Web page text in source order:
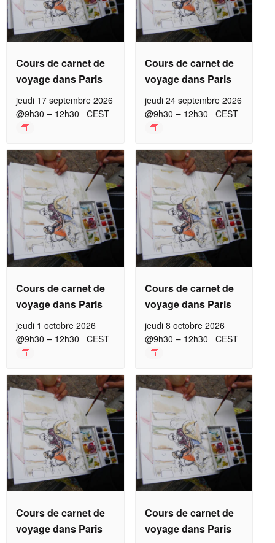
Cours de carnet de
voyage dans Paris
jeudi 17 septembre 2026
@9h30 – 12h30 CEST
Cours de carnet de
voyage dans Paris
jeudi 24 septembre 2026
@9h30 – 12h30 CEST
Cours de carnet de
voyage dans Paris
jeudi 1 octobre 2026
@9h30 – 12h30 CEST
Cours de carnet de
voyage dans Paris
jeudi 8 octobre 2026
@9h30 – 12h30 CEST
Cours de carnet de
voyage dans Paris
Cours de carnet de
voyage dans Paris